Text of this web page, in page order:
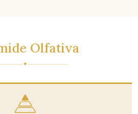
Olfativa
✦